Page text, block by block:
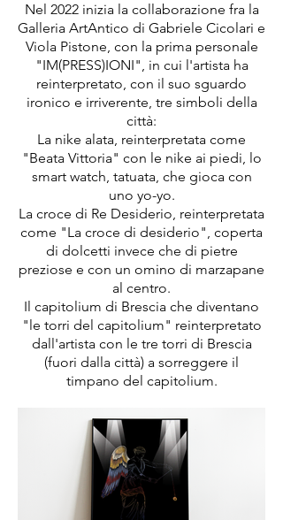
Nel 2022 inizia la collaborazione fra la
Galleria ArtAntico di Gabriele Cicolari e
Viola Pistone, con la prima personale
"IM(PRESS)IONI", in cui l'artista ha
reinterpretato, con il suo sguardo
ironico e irriverente, tre simboli della
città:
La nike alata, reinterpretata come
"Beata Vittoria" con le nike ai piedi, lo
smart watch, tatuata, che gioca con
uno yo-yo.
La croce di Re Desiderio, reinterpretata
come "La croce di desiderio", coperta
di dolcetti invece che di pietre
preziose e con un omino di marzapane
al centro.
Il capitolium di Brescia che diventano
"le torri del capitolium" reinterpretato
dall'artista con le tre torri di Brescia
(fuori dalla città) a sorreggere il
timpano del capitolium.